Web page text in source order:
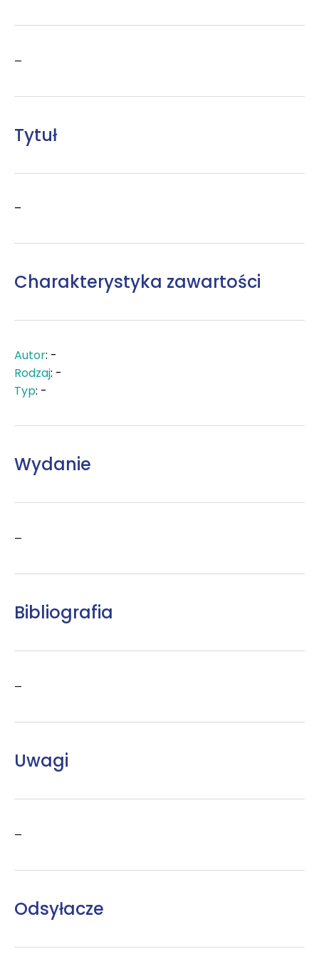
–
Tytuł
–
Charakterystyka zawartości
Autor: -
Rodzaj: -
Typ: -
Wydanie
–
Bibliografia
–
Uwagi
–
Odsyłacze